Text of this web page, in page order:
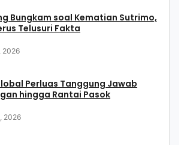
Bungkam soal Kematian Sutrimo,
Telusuri Fakta
2026
Perluas Tanggung Jawab
hingga Rantai Pasok
2026